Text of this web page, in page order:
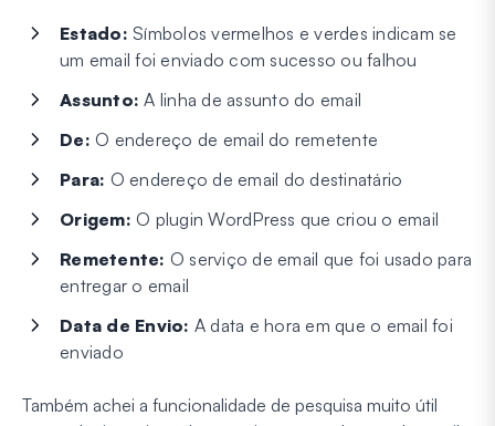
Estado: Símbolos vermelhos e verdes indicam se
um email foi enviado com sucesso ou falhou
Assunto: A linha de assunto do email
De: O endereço de email do remetente
Para: O endereço de email do destinatário
Origem: O plugin WordPress que criou o email
Remetente: O serviço de email que foi usado para
entregar o email
Data de Envio: A data e hora em que o email foi
enviado
Também achei a funcionalidade de pesquisa muito útil